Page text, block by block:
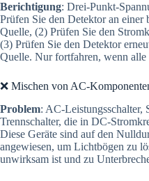
Berichtigung: Drei-Punkt-
Prüfen Sie den Detektor an einer
Quelle, (2) Prüfen Sie den
(3) Prüfen Sie den Detektor
Quelle. Nur fortfahren, wenn alle
❌ Mischen von AC-
Problem: AC-Leistungsschalter,
Trennschalter, die in DC-
Diese Geräte sind auf den
angewiesen, um Lichtbögen zu
unwirksam ist und zu